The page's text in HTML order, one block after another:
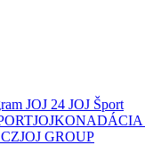
JOJ 24 JOJ Šport
JOJKONADÁCIA
JOJ GROUP